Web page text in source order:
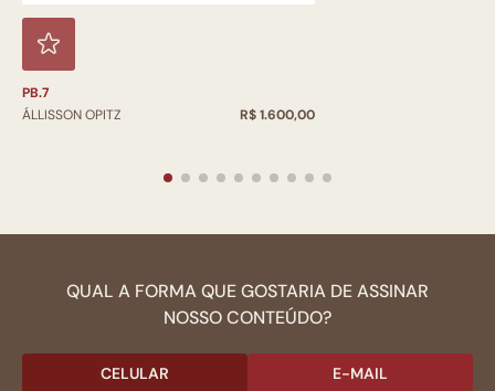
PB.7
ÁLLISSON OPITZ
R$ 1.600,00
QUAL A FORMA QUE GOSTARIA DE ASSINAR
NOSSO CONTEÚDO?
CELULAR E-MAIL